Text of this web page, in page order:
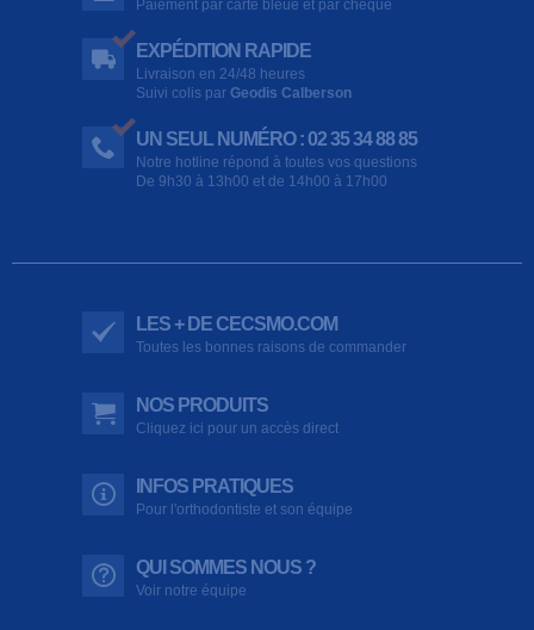
Paiement par carte bleue et par chèque
EXPÉDITION RAPIDE
Livraison en 24/48 heures
Suivi colis par Geodis Calberson
UN SEUL NUMÉRO : 02 35 34 88 85
Notre hotline répond à toutes vos questions
De 9h30 à 13h00 et de 14h00 à 17h00
LES + DE CECSMO.COM
Toutes les bonnes raisons de commander
NOS PRODUITS
Cliquez ici pour un accès direct
INFOS PRATIQUES
Pour l'orthodontiste et son équipe
QUI SOMMES NOUS ?
Voir notre équipe